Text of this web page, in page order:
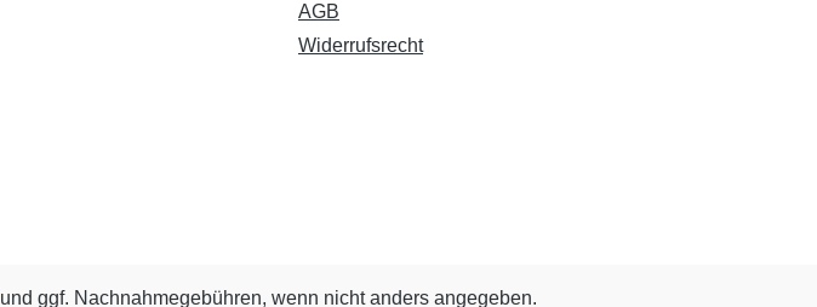
AGB
Widerrufsrecht
und ggf. Nachnahmegebühren, wenn nicht anders angegeben.